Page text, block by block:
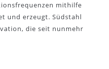
mithilfe
und erzeugt. Südstahl
die seit nunmehr